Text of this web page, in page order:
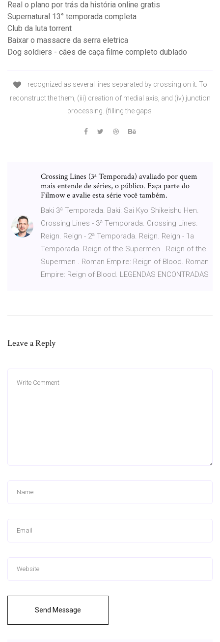
Real o plano por trás da história online gratis
Supernatural 13° temporada completa
Club da luta torrent
Baixar o massacre da serra eletrica
Dog soldiers - cães de caça filme completo dublado
recognized as several lines separated by crossing on it. To
reconstruct the them, (iii) creation of medial axis, and (iv) junction
processing. (filling the gaps
Crossing Lines (3ª Temporada) avaliado por quem
mais entende de séries, o público. Faça parte do
Filmow e avalie esta série você também.
Baki 3ª Temporada. Baki: Sai Kyo Shikeishu Hen.
Crossing Lines - 3ª Temporada. Crossing Lines.
Reign. Reign - 2ª Temporada. Reign. Reign - 1a
Temporada. Reign of the Supermen . Reign of the
Supermen . Roman Empire: Reign of Blood. Roman
Empire: Reign of Blood. LEGENDAS ENCONTRADAS
Leave a Reply
Send Message